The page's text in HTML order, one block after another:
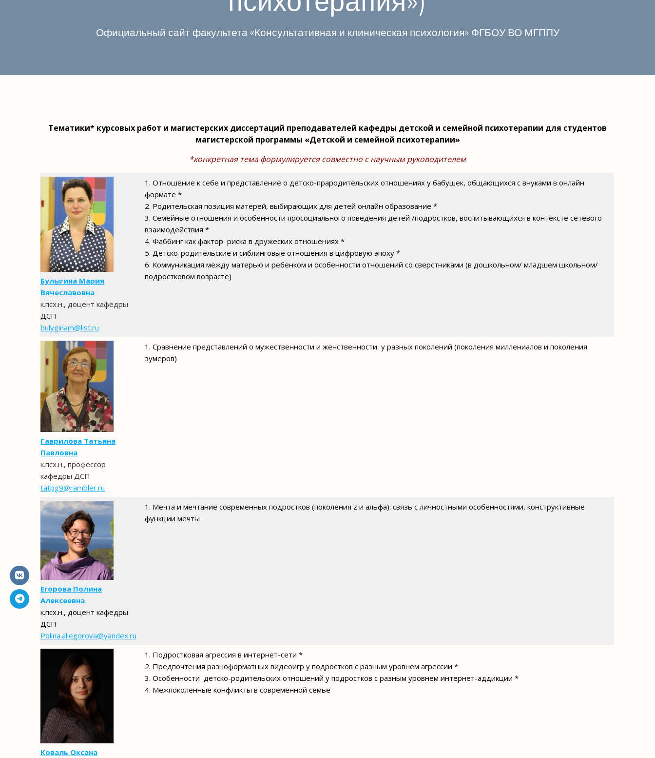
Официальный сайт факультета «Консультативная и клиническая психология» ФГБОУ ВО МГППУ
Тематики* курсовых работ и магистерских диссертаций преподавателей кафедры детской и семейной психотерапии для студентов
магистерской программы «Детской и семейной психотерапии»
*конкретная тема формулируется совместно с научным руководителем
Булыгина Мария
Вячеславовна
к.псх.н., доцент кафедры
ДСП
bulyginam@list.ru
1. Отношение к себе и представление о детско-прародительских отношениях у бабушек, общающихся с внуками в онлайн
формате *
2. Родительская позиция матерей, выбирающих для детей онлайн образование *
3. Семейные отношения и особенности просоциального поведения детей /подростков, воспитывающихся в контексте сетевого
взаимодействия *
4. Фаббинг как фактор риска в дружеских отношениях *
5. Детско-родительские и сиблинговые отношения в цифровую эпоху *
6. Коммуникация между матерью и ребенком и особенности отношений со сверстниками (в дошкольном/ младшем школьном/
подростковом возрасте)
Гаврилова Татьяна
Павловна
к.псх.н., профессор
кафедры ДСП
tatpg9@rambler.ru
1. Сравнение представлений о мужественности и женственности у разных поколений (поколения миллениалов и поколения
зумеров)
Егорова Полина
Алексеевна
к.псх.н., доцент кафедры
ДСП
Polina.al.egorova@yandex.ru
1. Мечта и мечтание современных подростков (поколения z и альфа): связь с личностными особенностями, конструктивные
функции мечты
Коваль Оксана
1. Подростковая агрессия в интернет-сети *
2. Предпочтения разноформатных видеоигр у подростков с разным уровнем агрессии *
3. Особенности детско-родительских отношений у подростков с разным уровнем интернет-аддикции *
4. Межпоколенные конфликты в современной семье